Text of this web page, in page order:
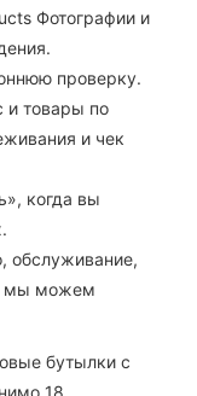
Фотографии и
проверку.
и товары по
и чек
когда вы
обслуживание,
мы можем